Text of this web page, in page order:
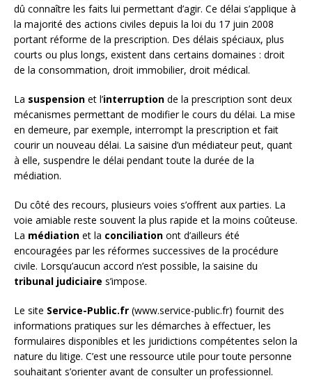
dû connaître les faits lui permettant d’agir. Ce délai s’applique à
la majorité des actions civiles depuis la loi du 17 juin 2008
portant réforme de la prescription. Des délais spéciaux, plus
courts ou plus longs, existent dans certains domaines : droit
de la consommation, droit immobilier, droit médical.
La suspension et l’interruption de la prescription sont deux
mécanismes permettant de modifier le cours du délai. La mise
en demeure, par exemple, interrompt la prescription et fait
courir un nouveau délai. La saisine d’un médiateur peut, quant
à elle, suspendre le délai pendant toute la durée de la
médiation.
Du côté des recours, plusieurs voies s’offrent aux parties. La
voie amiable reste souvent la plus rapide et la moins coûteuse.
La médiation et la conciliation ont d’ailleurs été
encouragées par les réformes successives de la procédure
civile. Lorsqu’aucun accord n’est possible, la saisine du
tribunal judiciaire s’impose.
Le site Service-Public.fr (www.service-public.fr) fournit des
informations pratiques sur les démarches à effectuer, les
formulaires disponibles et les juridictions compétentes selon la
nature du litige. C’est une ressource utile pour toute personne
souhaitant s’orienter avant de consulter un professionnel.